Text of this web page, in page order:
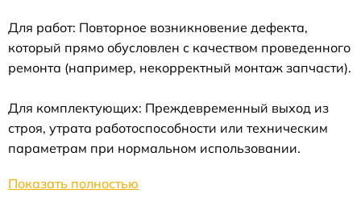
Для работ: Повторное возникновение дефекта,
который прямо обусловлен с качеством проведенного
ремонта (например, некорректный монтаж запчасти).
Для комплектующих: Преждевременный выход из
строя, утрата работоспособности или техническим
параметрам при нормальном использовании.
Показать полностью